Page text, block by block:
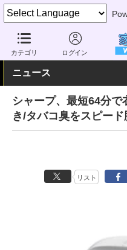
カテゴリ ログイン
家電 Watch 空調家電 加湿
ニュース
シャープ、最短64分
き/タバコ臭をスピード
リスト